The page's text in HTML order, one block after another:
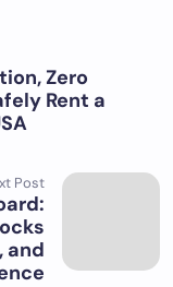
Zero
Rent a
Post
and